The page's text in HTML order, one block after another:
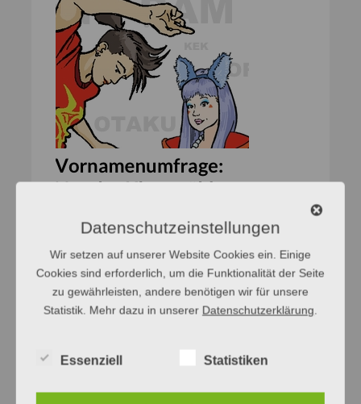
Datenschutzeinstellungen
Wir setzen auf unserer Website Cookies ein. Einige
Cookies sind erforderlich, um die Funktionalität der Seite
zu gewährleisten, andere benötigen wir für unsere
Statistik. Mehr dazu in unserer Datenschutzerklärung
Essenziell Statistiken